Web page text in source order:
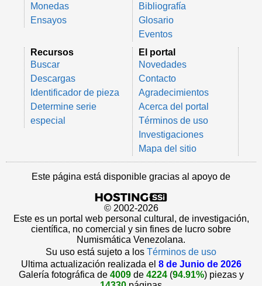
Monedas
Ensayos
Bibliografía
Glosario
Eventos
Recursos
Buscar
Descargas
Identificador de pieza
Determine serie
especial
El portal
Novedades
Contacto
Agradecimientos
Acerca del portal
Términos de uso
Investigaciones
Mapa del sitio
Este página está disponible gracias al apoyo de
© 2002-2026
Este es un portal web personal cultural, de investigación,
científica, no comercial y sin fines de lucro sobre
Numismática Venezolana.
Su uso está sujeto a los Términos de uso
Ultima actualización realizada el 8 de Junio de 2026
Galería fotográfica de 4009de 4224(94.91%) piezas y